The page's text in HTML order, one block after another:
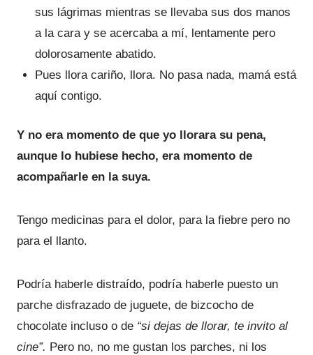
sus lágrimas mientras se llevaba sus dos manos
a la cara y se acercaba a mí, lentamente pero
dolorosamente abatido.
Pues llora cariño, llora. No pasa nada, mamá está
aquí contigo.
Y no era momento de que yo llorara su pena,
aunque lo hubiese hecho, era momento de
acompañarle en la suya.
Tengo medicinas para el dolor, para la fiebre pero no
para el llanto.
Podría haberle distraído, podría haberle puesto un
parche disfrazado de juguete, de bizcocho de
chocolate incluso o de “si dejas de llorar, te invito al
cine”. Pero no, no me gustan los parches, ni los